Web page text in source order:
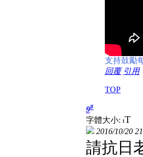
支持鼓勵
回覆 引用
TOP
9#
字體大小: tT
2016/10/20
請抗日